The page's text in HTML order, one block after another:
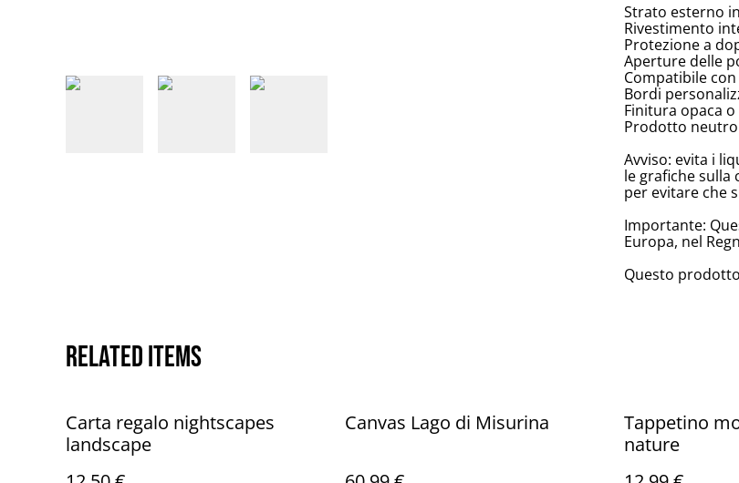
Strato esterno
Rivestimento
Protezione a
Aperture delle
Compatibile
Bordi
Finitura opaca
Prodotto
Avviso: evita i
le grafiche sulla
per evitare che
Importante:
Europa, nel
Questo
Related items
Carta regalo nightscapes
landscape
Canvas Lago di Misurina
Tappetino
nature